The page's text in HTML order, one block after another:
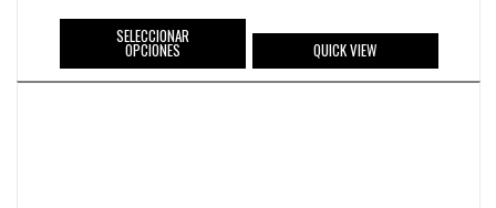
SELECCIONAR
OPCIONES QUICK VIEW